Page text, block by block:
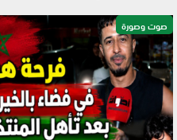
صوت وصورة